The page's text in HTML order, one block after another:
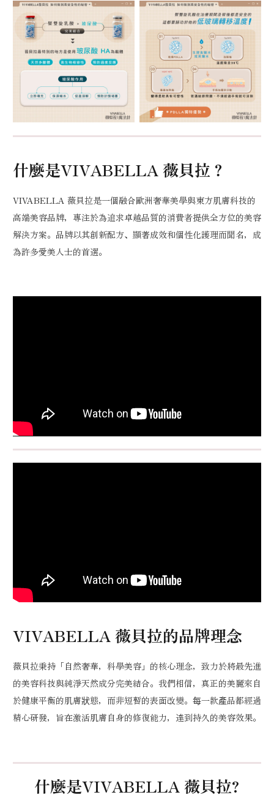
什麼是VIVABELLA 薇貝拉？
VIVABELLA 薇貝拉是一個融合歐洲奢華美學與東方肌膚科技的
高端美容品牌，專注於為追求卓越品質的消費者提供全方位的美容
解決方案。品牌以其創新配方、顯著成效和個性化護理而聞名，成
為許多愛美人士的首選。
VIVABELLA 薇貝拉的品牌理念
薇貝拉秉持「自然奢華，科學美容」的核心理念，致力於將最先進
的美容科技與純淨天然成分完美結合。我們相信，真正的美麗來自
於健康平衡的肌膚狀態，而非短暫的表面改變。每一款產品都經過
精心研發，旨在激活肌膚自身的修復能力，達到持久的美容效果。
什麼是VIVABELLA 薇貝拉?